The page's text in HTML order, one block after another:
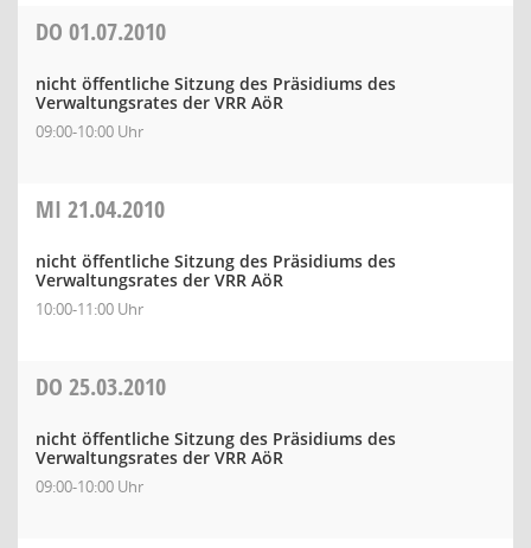
DO 01.07.2010
nicht öffentliche Sitzung des Präsidiums des
Verwaltungsrates der VRR AöR
09:00-10:00 Uhr
MI 21.04.2010
nicht öffentliche Sitzung des Präsidiums des
Verwaltungsrates der VRR AöR
10:00-11:00 Uhr
DO 25.03.2010
nicht öffentliche Sitzung des Präsidiums des
Verwaltungsrates der VRR AöR
09:00-10:00 Uhr